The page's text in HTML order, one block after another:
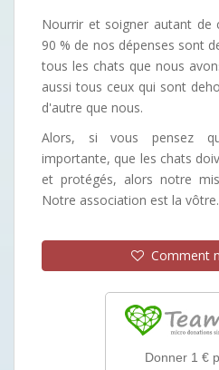
Nourrir et soigner autant de
90 % de nos dépenses sont
tous les chats que nous
aussi tous ceux qui sont
d'autre que nous.
Alors, si vous pensez
importante, que les chats
et protégés, alors notre
Notre association est la vôtre.
Comment